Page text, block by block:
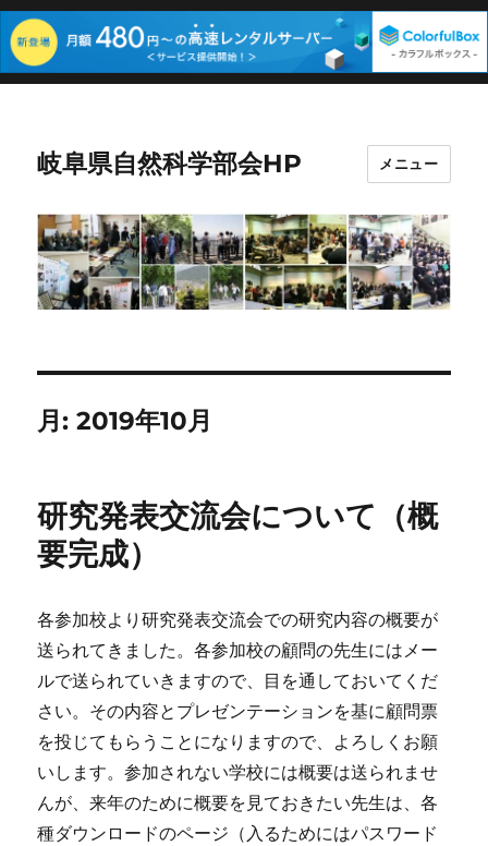
岐阜県自然科学部会HP メニュー
月:2019年10月
研究発表交流会について（概
要完成）
各参加校より研究発表交流会での研究内容の概要が
送られてきました。各参加校の顧問の先生にはメー
ルで送られていきますので、目を通しておいてくだ
さい。その内容とプレゼンテーションを基に顧問票
を投じてもらうことになりますので、よろしくお願
いします。参加されない学校には概要は送られませ
んが、来年のために概要を見ておきたい先生は、各
種ダウンロードのページ（入るためにはパスワード